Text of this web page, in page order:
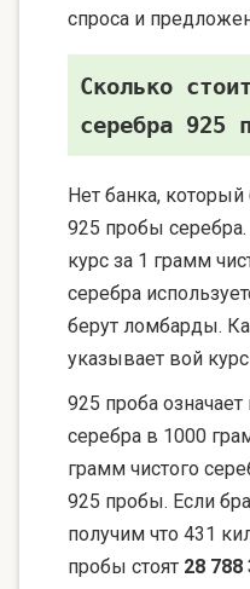
спроса и
Сколько
серебра 925
Нет банка,
925 пробы
курс за 1 грамм
серебра
берут ломбарды.
указывает вой курс
925 проба
серебра в 1000
грамм чистого
925 пробы. Если
получим что 431
пробы стоят 28 788